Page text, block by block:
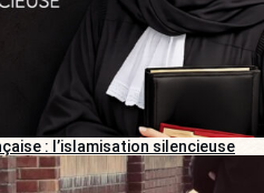
: l’islamisation silencieuse